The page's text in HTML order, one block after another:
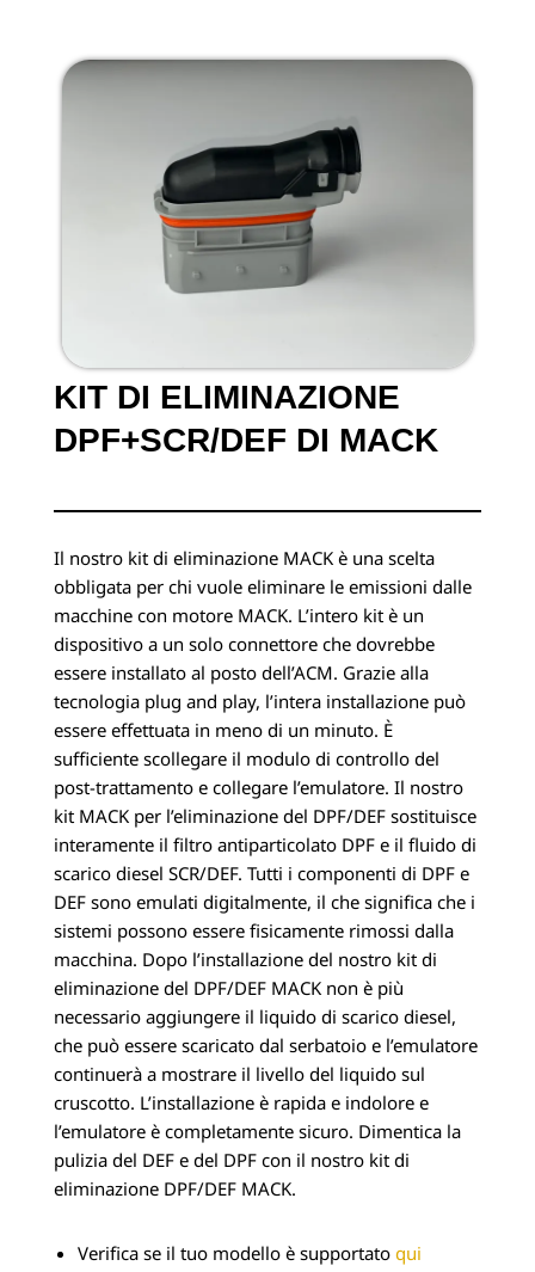
KIT DI ELIMINAZIONE
DPF+SCR/DEF DI MACK
Il nostro kit di eliminazione MACK è una scelta
obbligata per chi vuole eliminare le emissioni dalle
macchine con motore MACK. L’intero kit è un
dispositivo a un solo connettore che dovrebbe
essere installato al posto dell’ACM. Grazie alla
tecnologia plug and play, l’intera installazione può
essere effettuata in meno di un minuto. È
sufficiente scollegare il modulo di controllo del
post-trattamento e collegare l’emulatore. Il nostro
kit MACK per l’eliminazione del DPF/DEF sostituisce
interamente il filtro antiparticolato DPF e il fluido di
scarico diesel SCR/DEF. Tutti i componenti di DPF e
DEF sono emulati digitalmente, il che significa che i
sistemi possono essere fisicamente rimossi dalla
macchina. Dopo l’installazione del nostro kit di
eliminazione del DPF/DEF MACK non è più
necessario aggiungere il liquido di scarico diesel,
che può essere scaricato dal serbatoio e l’emulatore
continuerà a mostrare il livello del liquido sul
cruscotto. L’installazione è rapida e indolore e
l’emulatore è completamente sicuro. Dimentica la
pulizia del DEF e del DPF con il nostro kit di
eliminazione DPF/DEF MACK.
Verifica se il tuo modello è supportato qui